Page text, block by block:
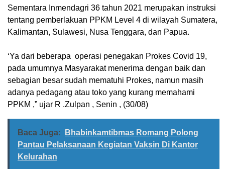
Sementara Inmendagri 36 tahun 2021 merupakan instruksi
tentang pemberlakuan PPKM Level 4 di wilayah Sumatera,
Kalimantan, Sulawesi, Nusa Tenggara, dan Papua.
‘Ya dari beberapa operasi penegakan Prokes Covid 19,
pada umumnya Masyarakat menerima dengan baik dan
sebagian besar sudah mematuhi Prokes, namun masih
adanya pedagang atau toko yang kurang memahami
PPKM ,” ujar R .Zulpan , Senin , (30/08)
Baca Juga:
Bhabinkamtibmas Romang Polong
Pantau Pelaksanaan Kegiatan Vaksin Di Kantor
Kelurahan